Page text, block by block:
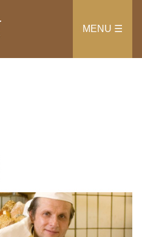
MENU ☰